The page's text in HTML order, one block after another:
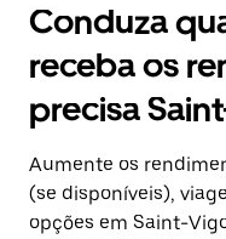
Conduza
receba os
precisa
Aumente os
(se disponíveis),
opções em Saint-